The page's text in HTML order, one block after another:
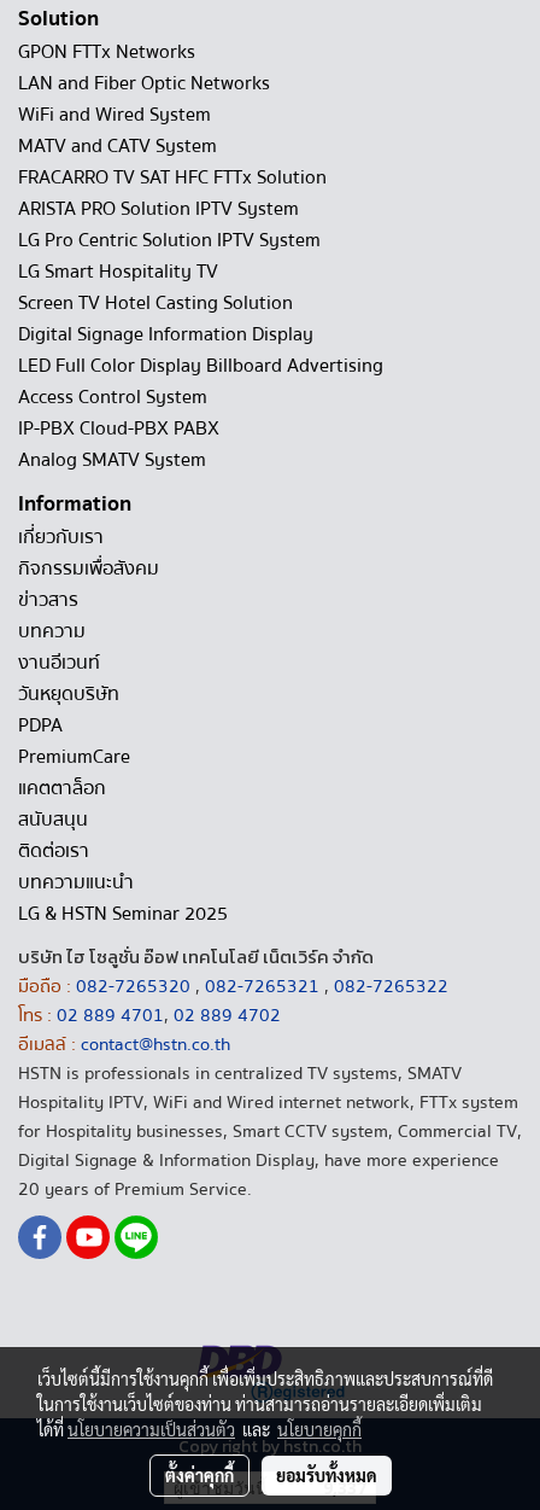
Solution
GPON FTTx Networks
LAN and Fiber Optic Networks
WiFi and Wired System
MATV and CATV System
FRACARRO TV SAT HFC FTTx Solution
ARISTA PRO Solution IPTV System
LG Pro Centric Solution IPTV System
LG Smart Hospitality TV
Screen TV Hotel Casting Solution
Digital Signage Information Display
LED Full Color Display Billboard Advertising
Access Control System
IP-PBX Cloud-PBX PABX
Analog SMATV System
Information
เกี่ยวกับเรา
กิจกรรมเพื่อสังคม
ข่าวสาร
บทความ
งานอีเวนท์
วันหยุดบริษัท
PDPA
PremiumCare
แคตตาล็อก
สนับสนุน
ติดต่อเรา
บทความแนะนำ
LG & HSTN Seminar 2025
บริษัท ไฮ โซลูชั่น อ๊อฟ เทคโนโลยี เน็ตเวิร์ค จำกัด
มือถือ : 082-7265320 , 082-7265321 , 082-7265322
โทร : 02 889 4701, 02 889 4702
อีเมลล์ : contact@hstn.co.th
HSTN is professionals in centralized TV systems, SMATV
Hospitality IPTV, WiFi and Wired internet network, FTTx system
for Hospitality businesses, Smart CCTV system, Commercial TV,
Digital Signage & Information Display, have more experience
20 years of Premium Service.
Copy right by hstn.co.th
ผู้เข้าชมวันนี้ 9,337
เว็บไซต์นี้มีการใช้งานคุกกี้ เพื่อเพิ่มประสิทธิภาพและประสบการณ์ที่ดี
ในการใช้งานเว็บไซต์ของท่าน ท่านสามารถอ่านรายละเอียดเพิ่มเติม
ได้ที่นโยบายความเป็นส่วนตัว และ นโยบายคุกกี้
ตั้งค่าคุกกี้ ยอมรับทั้งหมด